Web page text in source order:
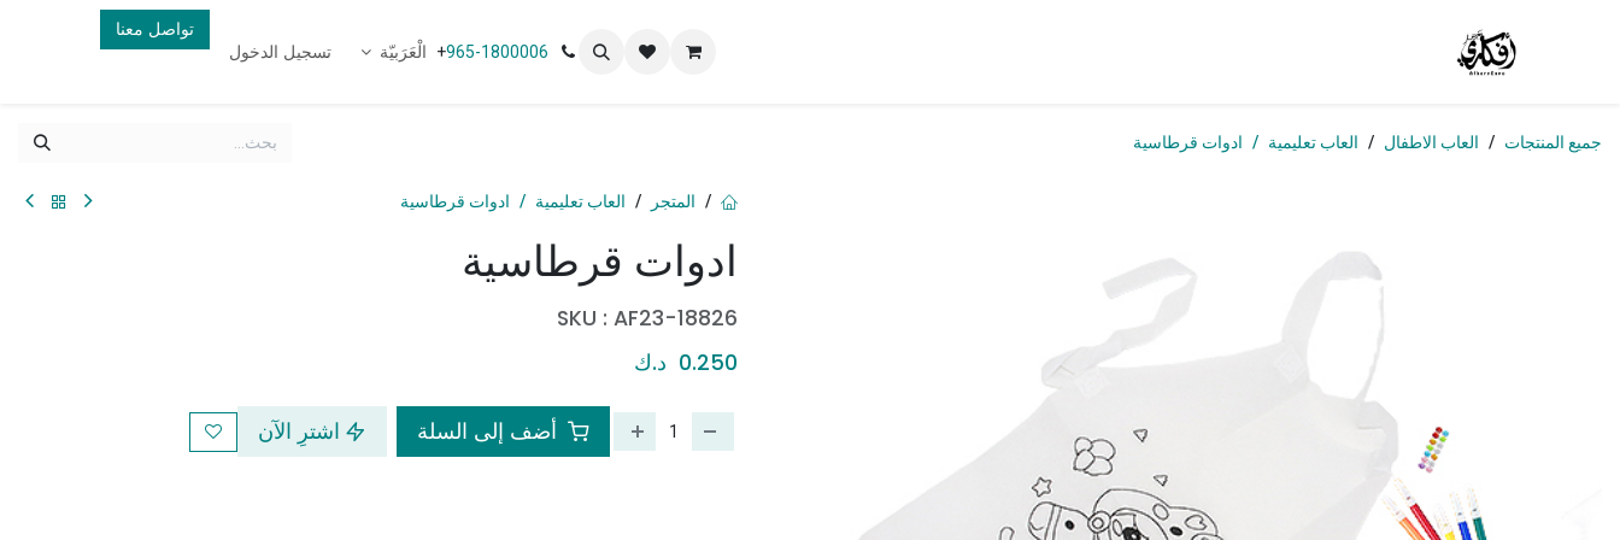
+965-1800006 الْعَرَبيّة تسجيل الدخول
تواصل معنا
جميع المنتجات العاب الاطفال العاب تعليمية ادوات قرطاسية
ادوات قرطاسية
SKU : AF23-18826
0.250 د.ك
أضف إلى السلة اشترِ الآن
المتجر العاب تعليمية ادوات قرطاسية